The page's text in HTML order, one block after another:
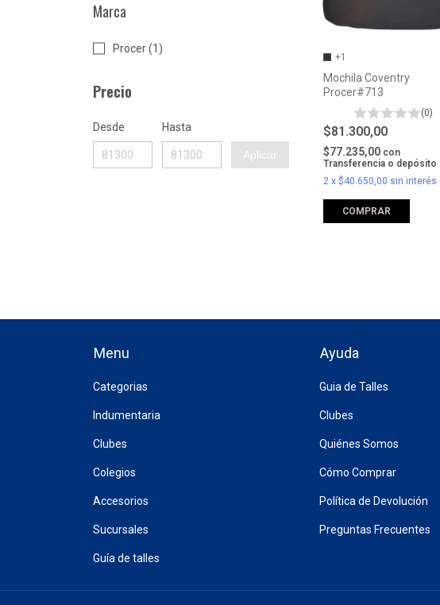
Marca
Procer (1)
Precio
Desde Hasta
Aplicar
+1
Mochila Coventry
Procer#713
(0)
$81.300,00
$77.235,00 con
Transferencia o depósito
2 x $40.650,00 sin interés
COMPRAR
Menu
Categorias
Indumentaria
Clubes
Colegios
Accesorios
Sucursales
Guía de talles
Ayuda
Guia de Talles
Clubes
Quiénes Somos
Cómo Comprar
Política de Devolución
Preguntas Frecuentes